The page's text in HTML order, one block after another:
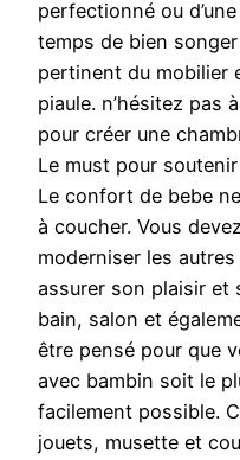
perfectionné ou
temps de bien
pertinent du mobilier
piaule. n’hésitez pas
pour créer une
Le must pour
Le confort de bebe
à coucher. Vous
moderniser les
assurer son plaisir et
bain, salon et
être pensé pour que
avec bambin soit le
facilement possible.
jouets, musette et